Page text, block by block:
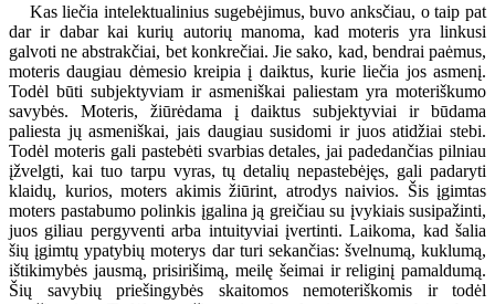
Kas liečia intelektualinius sugebėjimus, buvo anksčiau, o taip pat
dar ir dabar kai kurių autorių manoma, kad moteris yra linkusi
galvoti ne abstrakčiai, bet konkrečiai. Jie sako, kad, bendrai paėmus,
moteris daugiau dėmesio kreipia į daiktus, kurie liečia jos asmenį.
Todėl būti subjektyviam ir asmeniškai paliestam yra moteriškumo
savybės. Moteris, žiūrėdama į daiktus subjektyviai ir būdama
paliesta jų asmeniškai, jais daugiau susidomi ir juos atidžiai stebi.
Todėl moteris gali pastebėti svarbias detales, jai padedančias pilniau
įžvelgti, kai tuo tarpu vyras, tų detalių nepastebėjęs, gali padaryti
klaidų, kurios, moters akimis žiūrint, atrodys naivios. Šis įgimtas
moters pastabumo polinkis įgalina ją greičiau su įvykiais susipažinti,
juos giliau pergyventi arba intuityviai įvertinti. Laikoma, kad šalia
šių įgimtų ypatybių moterys dar turi sekančias: švelnumą, kuklumą,
ištikimybės jausmą, prisirišimą, meilę šeimai ir religinį pamaldumą.
Šių savybių priešingybės skaitomos nemoteriškomis ir todėl